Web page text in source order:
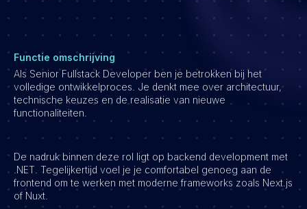
Functie omschrijving
Als Senior Fullstack Developer ben je betrokken bij het
volledige ontwikkelproces. Je denkt mee over architectuur,
technische keuzes en de realisatie van nieuwe
functionaliteiten.
De nadruk binnen deze rol ligt op backend development met
.NET. Tegelijkertijd voel je je comfortabel genoeg aan de
frontend om te werken met moderne frameworks zoals Next.js
of Nuxt.